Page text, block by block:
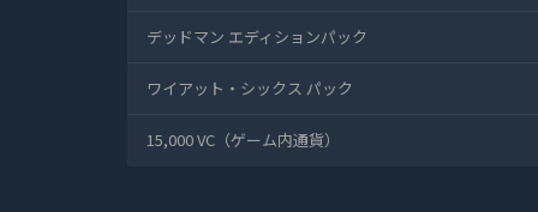
デッドマン エディションパック
ワイアット・シックス パック
15,000 VC（ゲーム内通貨）